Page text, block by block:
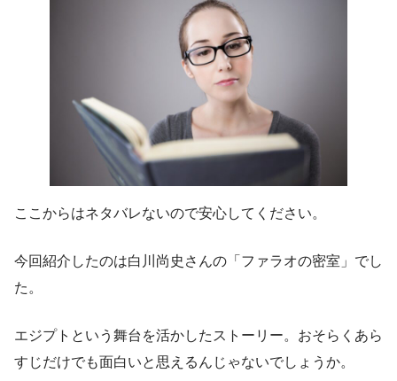
ここからはネタバレないので安心してください。
今回紹介したのは白川尚史さんの「ファラオの密室」でし
た。
エジプトという舞台を活かしたストーリー。おそらくあら
すじだけでも面白いと思えるんじゃないでしょうか。